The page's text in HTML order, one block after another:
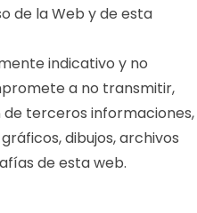
de la Web y de esta
indicativo y no
a no transmitir,
de terceros informaciones,
dibujos, archivos
de esta web.